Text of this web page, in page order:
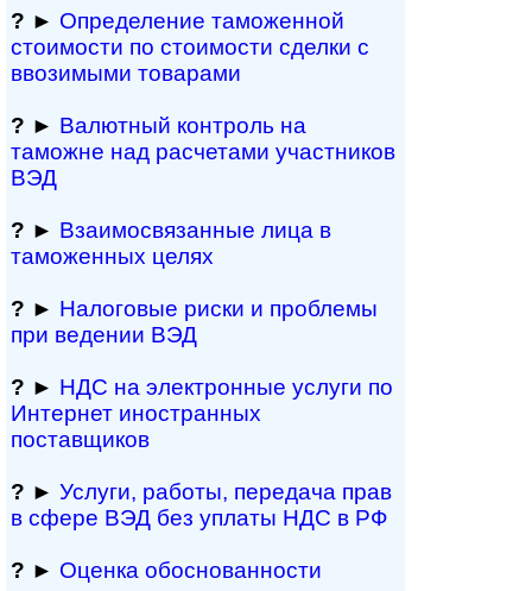
? ► Определение таможенной
стоимости по стоимости сделки с
ввозимыми товарами
? ► Валютный контроль на
таможне над рас­че­та­ми участников
ВЭД
? ► Взаимосвязанные лица в
таможенных целях
? ► Налоговые риски и проблемы
при ведении ВЭД
? ► НДС на электронные услуги по
Интернет иностранных
поставщиков
? ► Услуги, работы, пе­ре­да­ча прав
в сфере ВЭД без уплаты НДС в РФ
? ► Оценка обосно­ванности